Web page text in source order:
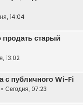
14:04
старый
13:02
с публичного Wi-Fi
« Сегодня, 07:23